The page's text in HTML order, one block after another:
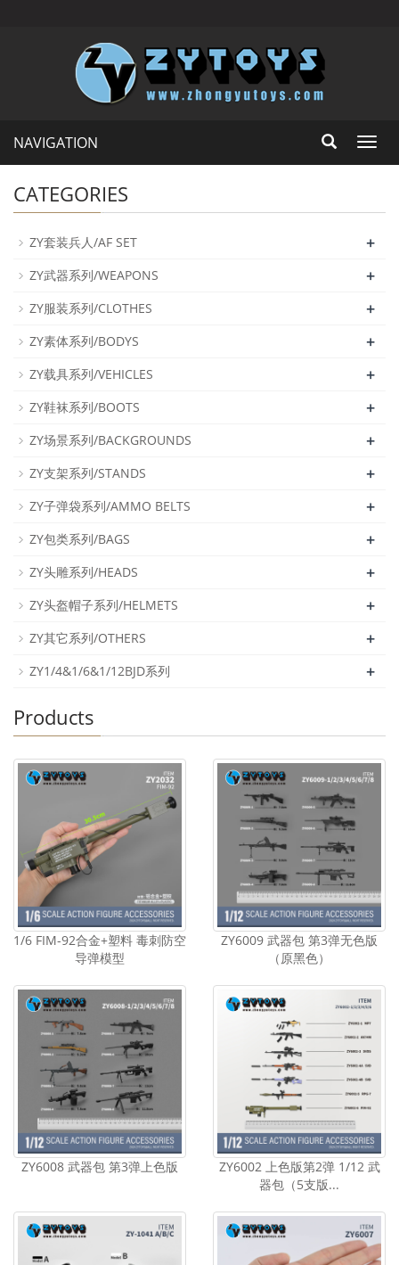
NAVIGATION
CATEGORIES
ZY套装兵人/AF SET +
ZY武器系列/WEAPONS +
ZY服装系列/CLOTHES +
ZY素体系列/BODYS +
ZY载具系列/VEHICLES +
ZY鞋袜系列/BOOTS +
ZY场景系列/BACKGROUNDS +
ZY支架系列/STANDS +
ZY子弹袋系列/AMMO BELTS +
ZY包类系列/BAGS +
ZY头雕系列/HEADS +
ZY头盔帽子系列/HELMETS +
ZY其它系列/OTHERS +
ZY1/4&1/6&1/12BJD系列 +
Products
1/6 FIM-92合金+塑料 毒刺防空
导弹模型
ZY6009 武器包 第3弹无色版
（原黑色）
ZY6008 武器包 第3弹上色版
ZY6002 上色版第2弹 1/12 武
器包（5支版...